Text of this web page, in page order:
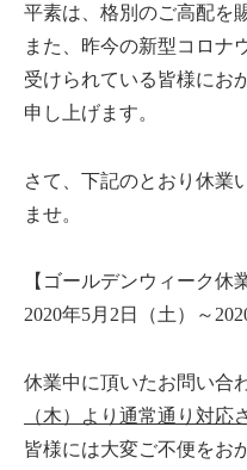
平素は、格別のご高配を
また、昨今の新型コロナ
受けられている皆様にお
申し上げます。
さて、下記のとおり休業
ませ。
【ゴールデンウィーク休
2020年5月2日（土）～
休業中に頂いたお問い合
（木）より通常通り対応
皆様には大変ご不便をお